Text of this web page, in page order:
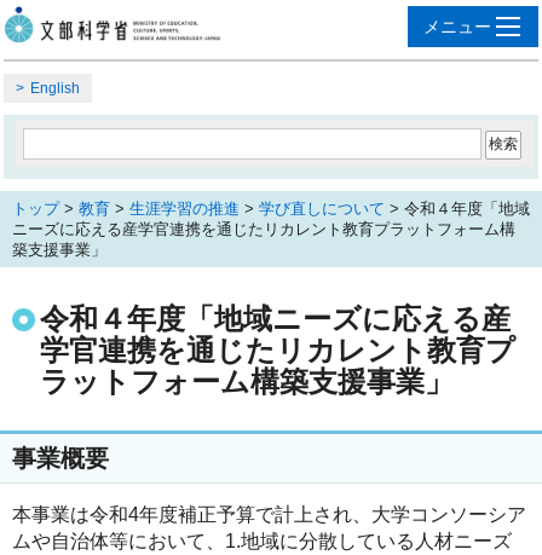
English
トップ> 教育 > 生涯学習の推進 > 学び直しについて > 令和４年度「地域
ニーズに応える産学官連携を通じたリカレント教育プラットフォーム構
築支援事業」
令和４年度「地域ニーズに応える産
学官連携を通じたリカレント教育プ
ラットフォーム構築支援事業」
事業概要
本事業は令和4年度補正予算で計上され、大学コンソーシア
ムや自治体等において、1.地域に分散している人材ニーズ